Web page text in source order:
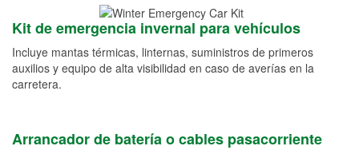
Kit de emergencia invernal para vehículos
Incluye mantas térmicas, linternas, suministros de primeros
auxilios y equipo de alta visibilidad en caso de averías en la
carretera.
Arrancador de batería o cables pasacorriente